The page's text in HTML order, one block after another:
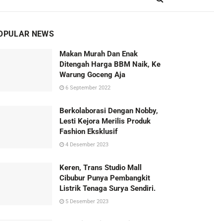
NEWS
Makan Murah Dan Enak
Ditengah Harga BBM Naik, Ke
Warung Goceng Aja
6 September 2022
Berkolaborasi Dengan Nobby,
Lesti Kejora Merilis Produk
Fashion Eksklusif
4 Desember 2023
Keren, Trans Studio Mall
Cibubur Punya Pembangkit
Listrik Tenaga Surya Sendiri.
5 Desember 2023